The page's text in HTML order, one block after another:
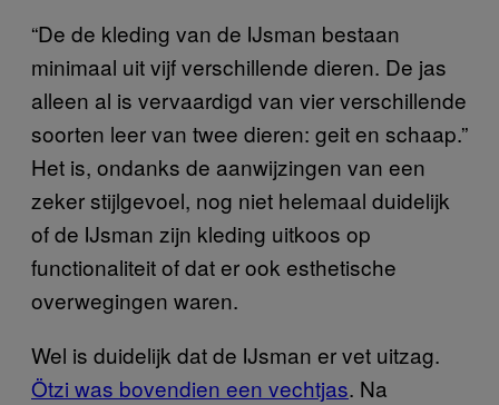
“De de kleding van de IJsman bestaan
minimaal uit vijf verschillende dieren. De jas
alleen al is vervaardigd van vier verschillende
soorten leer van twee dieren: geit en schaap.”
Het is, ondanks de aanwijzingen van een
zeker stijlgevoel, nog niet helemaal duidelijk
of de IJsman zijn kleding uitkoos op
functionaliteit of dat er ook esthetische
overwegingen waren.
Wel is duidelijk dat de IJsman er vet uitzag.
Ötzi was bovendien een vechtjas. Na